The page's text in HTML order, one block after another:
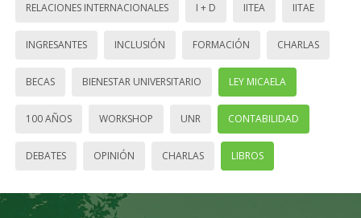
RELACIONES INTERNACIONALES I + D IITEA IITAE
INGRESANTES INCLUSIÓN FORMACIÓN CHARLAS
BECAS BIENESTAR UNIVERSITARIO LEY MICAELA
100 AÑOS WORKSHOP UNR CONTABILIDAD
DEBATES OPINIÓN CHARLAS LIBROS